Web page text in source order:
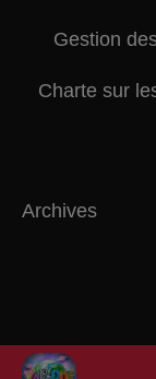
Gestion
Charte sur
Archives